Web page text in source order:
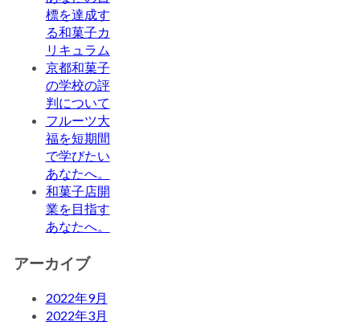
標を達成す
る和菓子カ
リキュラム
京都和菓子
の学校の評
判について
フルーツ大
福を短期間
で学びたい
あなたへ。
和菓子店開
業を目指す
あなたへ。
アーカイブ
2022年9月
2022年3月